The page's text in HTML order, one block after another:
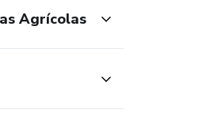
Agrícolas